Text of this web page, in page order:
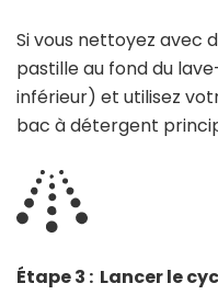
Si vous nettoyez avec
pastille au fond du
inférieur) et utilisez
bac à détergent
Étape 3 : Lancer le